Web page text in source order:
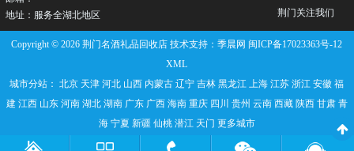
荆门关注我们
地址：服务全湖北地区
Copyright © 2026 荆门名酒礼品回收店 技术支持：季晨网闽ICP备17023363号-12
XML
城市分站：北京 天津 河北 山西 内蒙古 辽宁 吉林 黑龙江 上海 江苏 浙江 安徽 福
建 江西 山东 河南 湖北 湖南 广东 广西 海南 重庆 四川 贵州 云南 西藏 陕西 甘肃 青
海 宁夏 新疆 仙桃 潜江 天门 更多城市